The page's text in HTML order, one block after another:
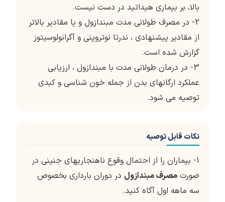
بالا، بر بیماری هیداتید در دست نیست.
2- در مصرف طولانی مدت مبندازول و یا مقادیر بالاتر
از مقادیر پیشنهادی ، ندرتا نوتروپنی و آگرانولوسیتوز
گزارش شده است.
3- در درمان طولانی مدت با مبندازول ، ارزیابی
عملکرد ارگانهای بدن از جمله خون شناسی و کبدی
توصیه می شود.
نکات قابل توصیه
1- بیماران را از احتمال وقوع ناهنجاریهای جنینی در
صورت مصرف مبندازول در دوران بارداری بخصوص
سه ماهه اول آگاه کنید.